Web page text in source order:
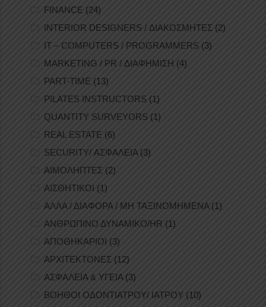
FINANCE (24)
INTERIOR DESIGNERS / ΔΙΑΚΟΣΜΗΤΕΣ (2)
IT – COMPUTERS / PROGRAMMERS (3)
MARKETING / PR / ΔΙΑΦΗΜΙΣΗ (4)
PART-TIME (13)
PILATES INSTRUCTORS (1)
QUANTITY SURVEYORS (1)
REAL ESTATE (6)
SECURITY/ ΑΣΦΑΛΕΙΑ (3)
ΑΙΜΟΛΗΠΤΕΣ (2)
ΑΙΣΘΗΤΙΚΟΙ (1)
ΑΛΛΑ / ΔΙΑΦΟΡΑ / ΜΗ ΤΑΞΙΝΟΜΗΜΕΝΑ (1)
ΑΝΘΡΩΠΙΝΟ ΔΥΝΑΜΙΚΟ/HR (1)
ΑΠΟΘΗΚΑΡΙΟΙ (3)
ΑΡΧΙΤΕΚΤΟΝΕΣ (12)
ΑΣΦΑΛΕΙΑ & ΥΓΕΙΑ(3)
ΒΟΗΘΟΙ ΟΔΟΝΤΙΑΤΡΟΥ/ ΙΑΤΡΟΥ (10)